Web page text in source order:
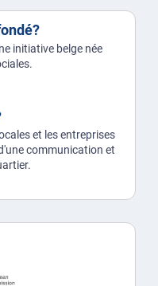
initiative belge née
et les entreprises
communication et